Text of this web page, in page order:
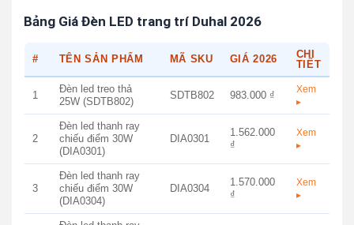
Bảng Giá Đèn LED trang trí Duhal 2026
# TÊN SẢN PHẨM MÃ SKU GIÁ 2026
CHI
TIẾT
1
Đèn led treo thả
25W (SDTB802)
SDTB802 983.000 ₫
Xem
▸
2
Đèn led thanh ray
chiếu điểm 30W
(DIA0301)
DIA0301
1.562.000
₫
Xem
▸
3
Đèn led thanh ray
chiếu điểm 30W
(DIA0304)
DIA0304
1.570.000
₫
Xem
▸